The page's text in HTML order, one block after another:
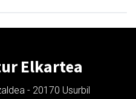
Elkartea
- 20170 Usurbil